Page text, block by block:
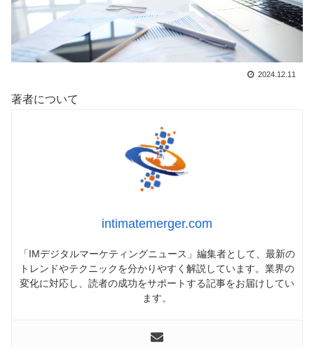
2024.12.11
著者について
intimatemerger.com
「IMデジタルマーケティングニュース」編集者として、最新の
トレンドやテクニックを分かりやすく解説しています。業界の
変化に対応し、読者の成功をサポートする記事をお届けしてい
ます。